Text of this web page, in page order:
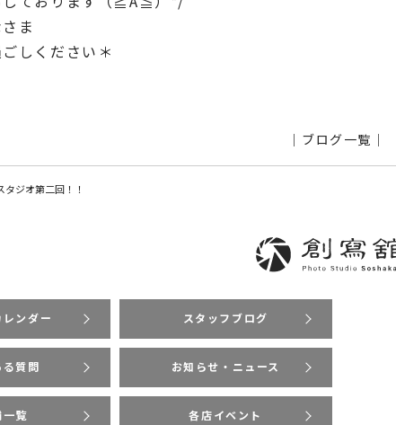
ま
しください＊
｜ブログ一覧｜
タジオ第二回！！
ンダー
る質問
一覧
スタッフブログ
お知らせ・ニュース
各店イベント